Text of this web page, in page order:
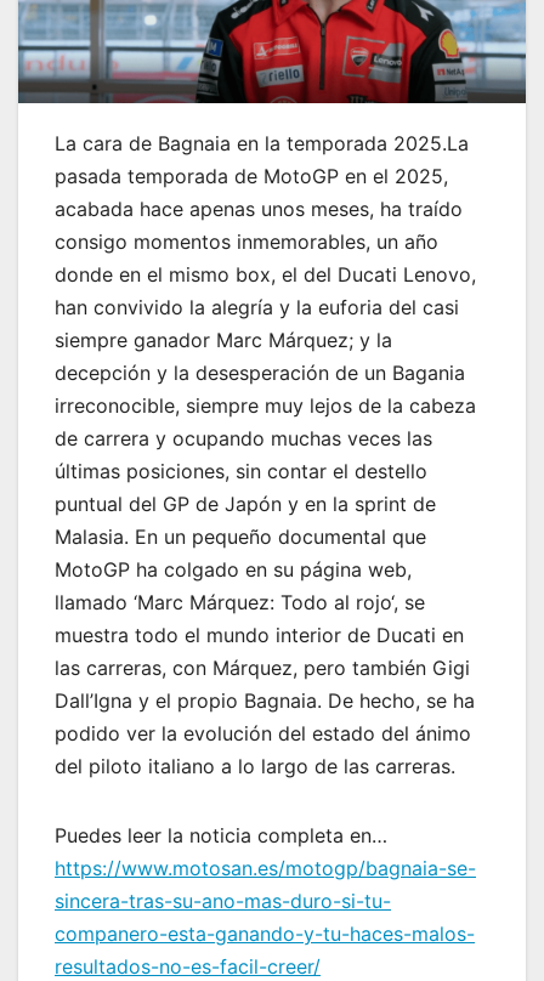
La cara de Bagnaia en la temporada 2025.La
pasada temporada de MotoGP en el 2025,
acabada hace apenas unos meses, ha traído
consigo momentos inmemorables, un año
donde en el mismo box, el del Ducati Lenovo,
han convivido la alegría y la euforia del casi
siempre ganador Marc Márquez; y la
decepción y la desesperación de un Bagania
irreconocible, siempre muy lejos de la cabeza
de carrera y ocupando muchas veces las
últimas posiciones, sin contar el destello
puntual del GP de Japón y en la sprint de
Malasia. En un pequeño documental que
MotoGP ha colgado en su página web,
llamado ‘Marc Márquez: Todo al rojo‘, se
muestra todo el mundo interior de Ducati en
las carreras, con Márquez, pero también Gigi
Dall’Igna y el propio Bagnaia. De hecho, se ha
podido ver la evolución del estado del ánimo
del piloto italiano a lo largo de las carreras.
Puedes leer la noticia completa en…
https://www.motosan.es/motogp/bagnaia-se-
sincera-tras-su-ano-mas-duro-si-tu-
companero-esta-ganando-y-tu-haces-malos-
resultados-no-es-facil-creer/